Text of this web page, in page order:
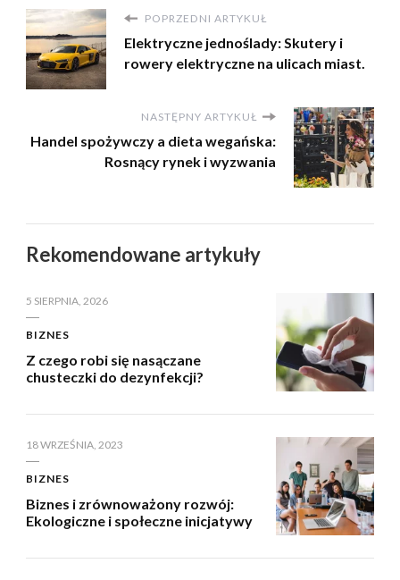
POPRZEDNI ARTYKUŁ
Elektryczne jednoślady: Skutery i
rowery elektryczne na ulicach miast.
NASTĘPNY ARTYKUŁ
Handel spożywczy a dieta wegańska:
Rosnący rynek i wyzwania
Rekomendowane artykuły
5 SIERPNIA, 2026
BIZNES
Z czego robi się nasączane
chusteczki do dezynfekcji?
18 WRZEŚNIA, 2023
BIZNES
Biznes i zrównoważony rozwój:
Ekologiczne i społeczne inicjatywy